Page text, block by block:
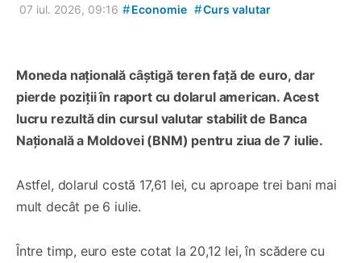
07 iul. 2026, 09:16 #Economie #Curs valutar
Moneda națională câștigă teren față de euro, dar
pierde poziții în raport cu dolarul american. Acest
lucru rezultă din cursul valutar stabilit de Banca
Națională a Moldovei (BNM) pentru ziua de 7 iulie.
Astfel, dolarul costă 17,61 lei, cu aproape trei bani mai
mult decât pe 6 iulie.
Între timp, euro este cotat la 20,12 lei, în scădere cu